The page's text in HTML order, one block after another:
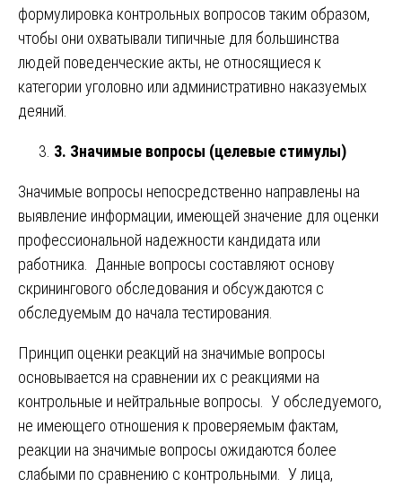
формулировка контрольных вопросов таким образом,
чтобы они охватывали типичные для большинства
людей поведенческие акты, не относящиеся к
категории уголовно или административно наказуемых
деяний.
3. Значимые вопросы (целевые стимулы)
Значимые вопросы непосредственно направлены на
выявление информации, имеющей значение для оценки
профессиональной надежности кандидата или
работника. Данные вопросы составляют основу
скринингового обследования и обсуждаются с
обследуемым до начала тестирования.
Принцип оценки реакций на значимые вопросы
основывается на сравнении их с реакциями на
контрольные и нейтральные вопросы. У обследуемого,
не имеющего отношения к проверяемым фактам,
реакции на значимые вопросы ожидаются более
слабыми по сравнению с контрольными. У лица,